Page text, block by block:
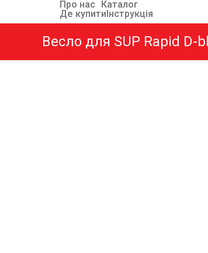
Про нас Каталог
Де купитиІнструкція
Весло для SUP Rapid D-